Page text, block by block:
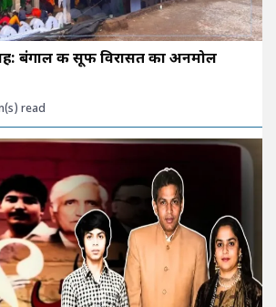
बंगाल की सूफी विरासत का अनमोल
read